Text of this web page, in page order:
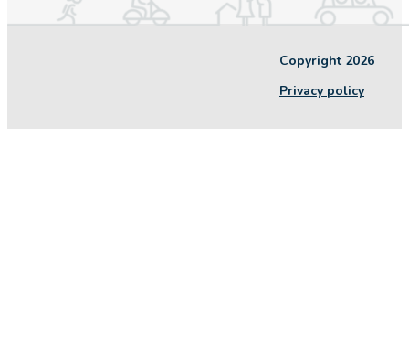
Copyright 2026
Privacy policy